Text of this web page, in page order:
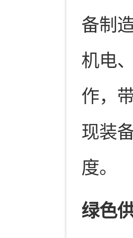
备制
机电
作，
现装
度。
绿色